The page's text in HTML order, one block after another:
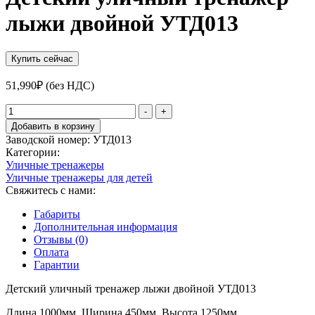
лыжи двойной УТД013
Купить сейчас
51,990₽ (без НДС)
Количество
товара
Детский
уличный
тренажер
лыжи
двойной
УТД013
-
+
Добавить в корзину
Заводской номер: УТД013
Категории:
Уличные тренажеры
Уличные тренажеры для детей
Свяжитесь с нами:
Габариты
Дополнительная информация
Отзывы (0)
Оплата
Гарантии
Детский уличный тренажер лыжи двойной УТД013